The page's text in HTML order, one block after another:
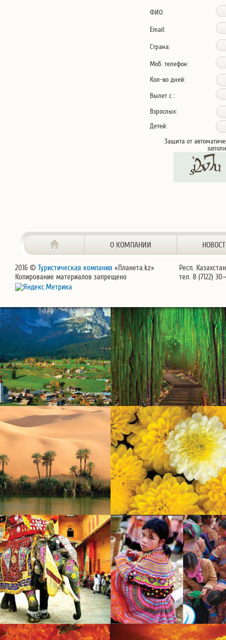
ФИО:
Email:
Страна:
Моб. телефон:
Кол-во дней:
Вылет с :
Взрослых:
Детей:
Защита от
О КОМПАНИИ
2016 © Туристическая компания «Планета.kz»
Копирование материалов запрещено
Респ.
тел. 8 (7122)